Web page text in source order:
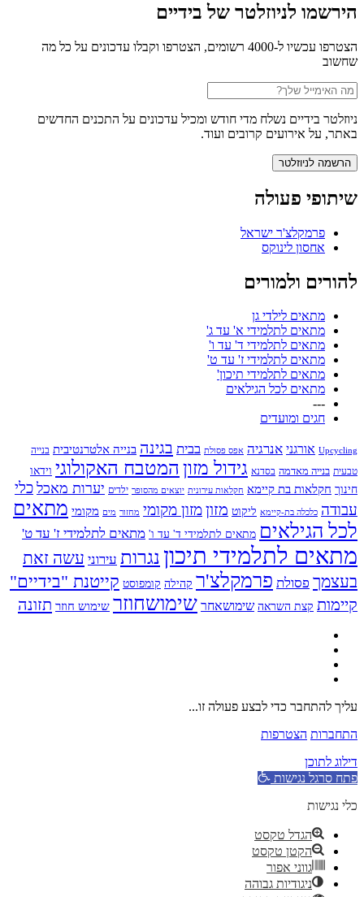
הירשמו לניוזלטר של בידיים
הצטרפו עכשיו ל-4000 רשומים, הצטרפו וקבלו עדכונים על כל מה
שחשוב
ניוזלטר בידיים נשלח מדי חודש ומכיל עדכונים על התכנים החדשים
באתר, על אירועים קרובים ועוד.
שיתופי פעולה
פרמקלצ'ר ישראל
אחסון לינוקס
להורים ולמורים
מתאים לילדי גן
מתאים לתלמידי א' עד ג'
מתאים לתלמידי ד' עד ו'
מתאים לתלמידי ז' עד ט'
מתאים לתלמידי תיכון'
מתאים לכל הגילאים
---
חגים ומועדים
Upcycling אורגני אנרגיה אפס פסולת בבית בגינה בנייה אלטרנטיבית בנייה
טבעית בנייה מאדמה בסדנא גידול מזון המטבח האקולוגי וידאו
חינוך חקלאות בת קיימא חקלאות עירונית יוצאים מהסופר ילדים יערות מאכל כלי
עבודה כלכלה בת-קיימא ליקוט מזוןמזון מקומי מחזור מים מקומי מתאים
לכל הגילאים מתאים לתלמידי ד' עד ו' מתאים לתלמידי ז' עד ט'
מתאים לתלמידי תיכון נגרות עירוני עשה זאת
בעצמך פסולת פרמקלצ'ר קהילה קומפוסט קייטנת "בידיים"
קיימות קצת השראה שימושאחר שימושחוזר שימוש חוזר תזונה
עליך להתחבר כדי לבצע פעולה זו...
התחברות הצטרפות
דילוג לתוכן
פתח סרגל נגישות
כלי נגישות
הגדל טקסט
הקטן טקסט
גווני אפור
ניגודיות גבוהה